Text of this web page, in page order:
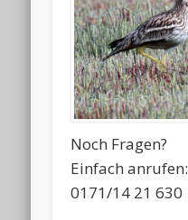
Noch Fragen?
Einfach anrufen:
0171/14 21 630